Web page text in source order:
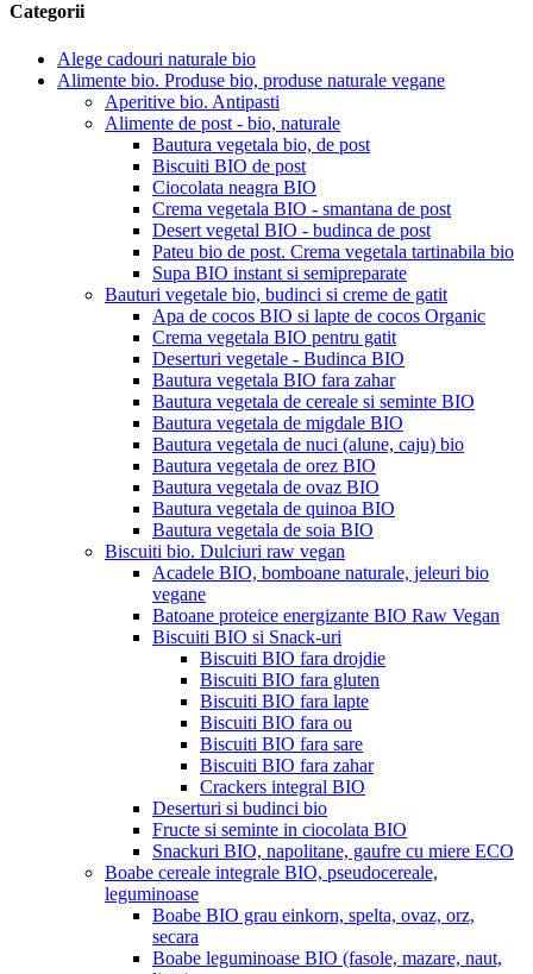
Categorii
Alege cadouri naturale bio
Alimente bio. Produse bio, produse naturale vegane
Aperitive bio. Antipasti
Alimente de post - bio, naturale
Bautura vegetala bio, de post
Biscuiti BIO de post
Ciocolata neagra BIO
Crema vegetala BIO - smantana de post
Desert vegetal BIO - budinca de post
Pateu bio de post. Crema vegetala tartinabila bio
Supa BIO instant si semipreparate
Bauturi vegetale bio, budinci si creme de gatit
Apa de cocos BIO si lapte de cocos Organic
Crema vegetala BIO pentru gatit
Deserturi vegetale - Budinca BIO
Bautura vegetala BIO fara zahar
Bautura vegetala de cereale si seminte BIO
Bautura vegetala de migdale BIO
Bautura vegetala de nuci (alune, caju) bio
Bautura vegetala de orez BIO
Bautura vegetala de ovaz BIO
Bautura vegetala de quinoa BIO
Bautura vegetala de soia BIO
Biscuiti bio. Dulciuri raw vegan
Acadele BIO, bomboane naturale, jeleuri bio
vegane
Batoane proteice energizante BIO Raw Vegan
Biscuiti BIO si Snack-uri
Biscuiti BIO fara drojdie
Biscuiti BIO fara gluten
Biscuiti BIO fara lapte
Biscuiti BIO fara ou
Biscuiti BIO fara sare
Biscuiti BIO fara zahar
Crackers integral BIO
Deserturi si budinci bio
Fructe si seminte in ciocolata BIO
Snackuri BIO, napolitane, gaufre cu miere ECO
Boabe cereale integrale BIO, pseudocereale,
leguminoase
Boabe BIO grau einkorn, spelta, ovaz, orz,
secara
Boabe leguminoase BIO (fasole, mazare, naut,